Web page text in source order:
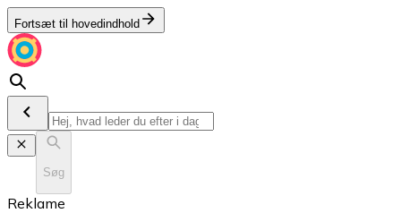
Fortsæt til hovedindhold
Søg
Reklame